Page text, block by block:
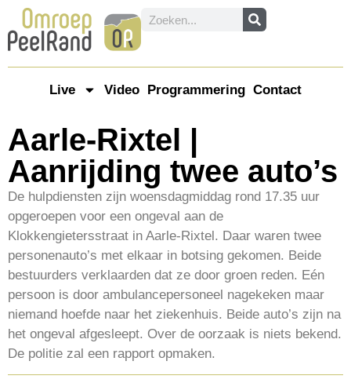
Live Video Programmering Contact
Aarle-Rixtel |
Aanrijding twee auto’s
De hulpdiensten zijn woensdagmiddag rond 17.35 uur
opgeroepen voor een ongeval aan de
Klokkengietersstraat in Aarle-Rixtel. Daar waren twee
personenauto’s met elkaar in botsing gekomen. Beide
bestuurders verklaarden dat ze door groen reden. Eén
persoon is door ambulancepersoneel nagekeken maar
niemand hoefde naar het ziekenhuis. Beide auto’s zijn na
het ongeval afgesleept. Over de oorzaak is niets bekend.
De politie zal een rapport opmaken.